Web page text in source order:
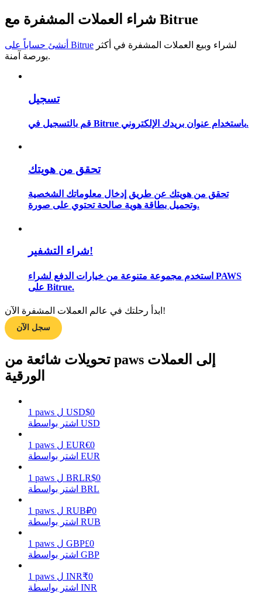
تحليل البيانات الضخمة بما في ذلك المعلومات التجارية، وما
دليل المبتدئين للعقود الآجلة
استراتيجيات التداول
يكسب
شراء العملات المشفرة مع Bitrue
أنشئ حساباً على Bitrue
بورصة آمنة.
تسجيل
قم بالتسجيل في Bitrue باستخدام عنوان بريدك الإلكتروني.
تحقق من هويتك
تحقق من هويتك عن طريق إدخال معلوماتك الشخصية
وتحميل بطاقة هوية صالحة تحتوي على صورة.
شراء التشفير!
استخدم مجموعة متنوعة من خيارات الدفع لشراء PAWS
على Bitrue.
ابدأ رحلتك في عالم العملات المشفرة الآن!
سجل الآن
تحويلات شائعة من paws إلى العملات
الورقية
1 paws ل USD$0
اشتر بواسطة USD
1 paws ل EUR€0
اشتر بواسطة EUR
1 paws ل BRLR$0
اشتر بواسطة BRL
1 paws ل RUB₽0
اشتر بواسطة RUB
1 paws ل GBP£0
اشتر بواسطة GBP
1 paws ل INR₹0
اشتر بواسطة INR